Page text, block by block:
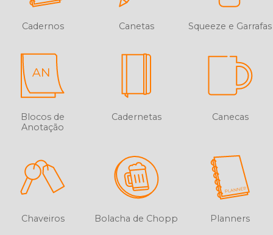
Cadernos Canetas Squeeze e Garrafas
Blocos de
Anotação
Cadernetas Canecas
Chaveiros Bolacha de Chopp Planners